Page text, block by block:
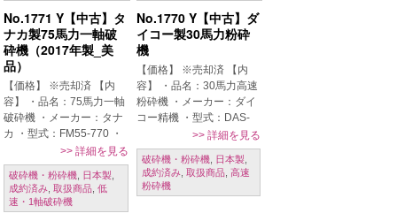
No.1771 Y【中古】タ
ナカ製75馬力一軸破
砕機（2017年製_美
品）
【価格】 ※売却済 【内
容】 ・品名：75馬力一軸
破砕機 ・メーカー：タナ
カ ・型式：FM55-770 ・
年式：2017年 ・電動機：
55kw（75HP）220V 3
相 60Hz 基盤を破砕して
いました。 【条件】 現状
[…]
>> 詳細を見る
破砕機・粉砕機 日本製
成約済み ,取扱商品 ,低
速・1軸破砕機
No.1770 Y【中古】ダ
イコー製30馬力粉砕
機
【価格】 ※売却済 【内
容】 ・品名：30馬力高速
粉砕機 ・メーカー：ダイ
コー精機 ・型式：DAS-
72 ・年式：1998年 ・電
動機：22kw（30HP） ・
回転数：600RPM 基盤を
粉砕していました。 【条
件】 現 […]
>> 詳細を見る
破砕機・粉砕機, 日本製,
成約済み, 取扱商品, 高速
粉砕機